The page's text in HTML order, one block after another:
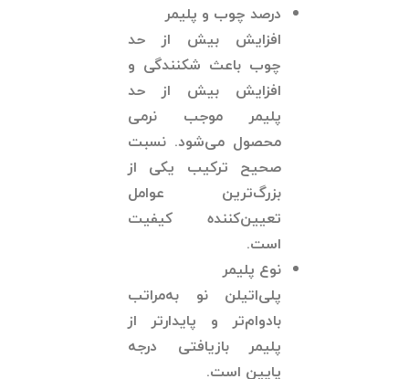
درصد چوب و پلیمر
افزایش بیش از حد
چوب باعث شکنندگی و
افزایش بیش از حد
پلیمر موجب نرمی
محصول می‌شود. نسبت
صحیح ترکیب یکی از
بزرگ‌ترین عوامل
تعیین‌کننده کیفیت
است.
نوع پلیمر
پلی‌اتیلن نو به‌مراتب
بادوام‌تر و پایدارتر از
پلیمر بازیافتی درجه
پایین است.